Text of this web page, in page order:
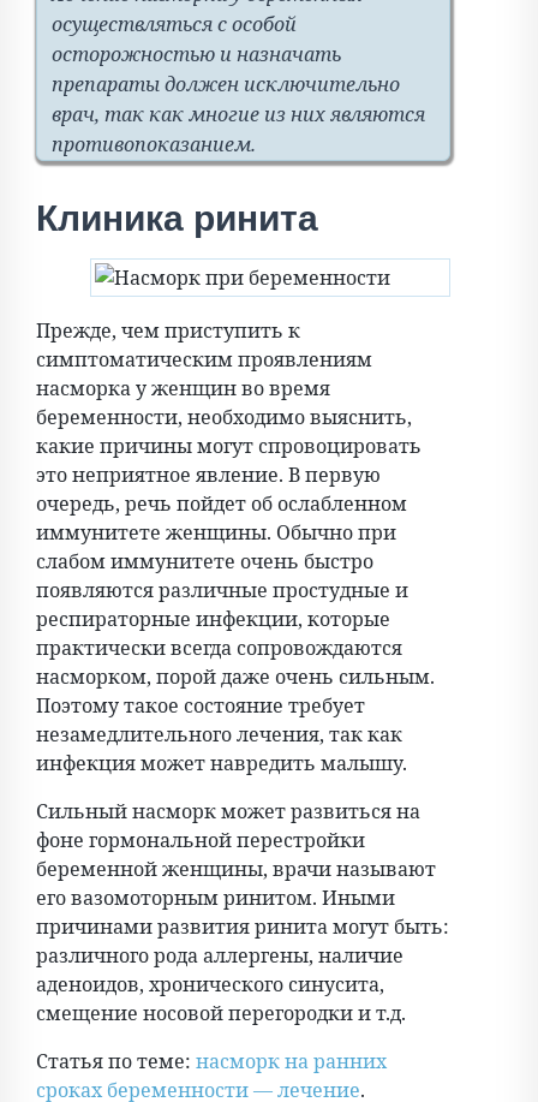
осуществляться с особой
осторожностью и назначать
препараты должен исключительно
врач, так как многие из них являются
противопоказанием.
Клиника ринита
Прежде, чем приступить к
симптоматическим проявлениям
насморка у женщин во время
беременности, необходимо выяснить,
какие причины могут спровоцировать
это неприятное явление. В первую
очередь, речь пойдет об ослабленном
иммунитете женщины. Обычно при
слабом иммунитете очень быстро
появляются различные простудные и
респираторные инфекции, которые
практически всегда сопровождаются
насморком, порой даже очень сильным.
Поэтому такое состояние требует
незамедлительного лечения, так как
инфекция может навредить малышу.
Сильный насморк может развиться на
фоне гормональной перестройки
беременной женщины, врачи называют
его вазомоторным ринитом. Иными
причинами развития ринита могут быть:
различного рода аллергены, наличие
аденоидов, хронического синусита,
смещение носовой перегородки и т.д.
Статья по теме: насморк на ранних
сроках беременности — лечение.